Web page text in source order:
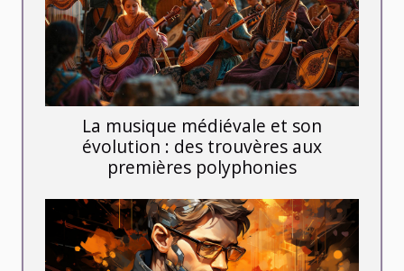
La musique médiévale et son
évolution : des trouvères aux
premières polyphonies